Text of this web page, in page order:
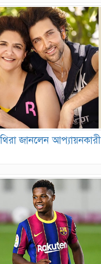
জানলেন আপ্যায়নকারী